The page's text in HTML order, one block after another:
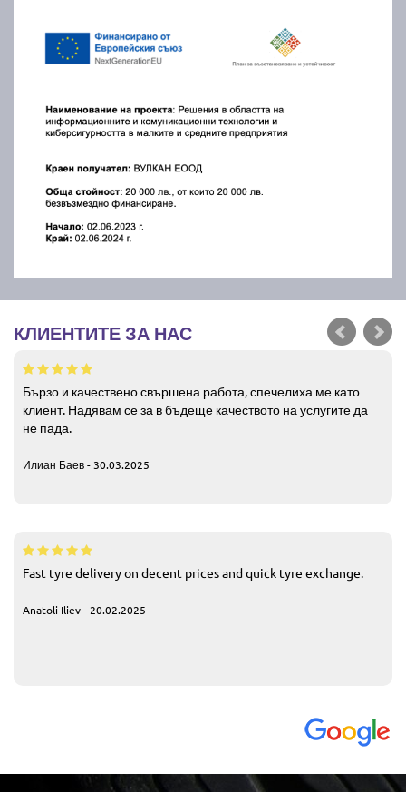
КЛИЕНТИТЕ ЗА НАС
Бързо и качествено свършена работа, спечелиха ме като
клиент. Надявам се за в бъдеще качеството на услугите да
не пада.
Илиан Баев - 30.03.2025
Fast tyre delivery on decent prices and quick tyre exchange.
Anatoli Iliev - 20.02.2025